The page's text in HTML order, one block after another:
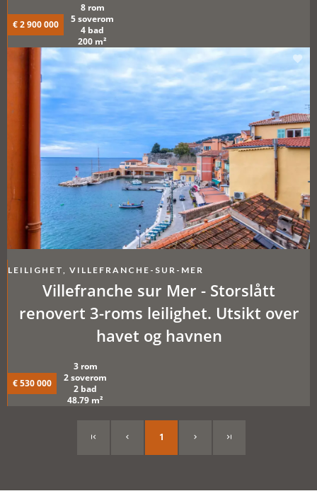
€ 2 900 000
8 rom
5 soverom
4 bad
200 m²
LEILIGHET, VILLEFRANCHE-SUR-MER
Villefranche sur Mer - Storslått
renovert 3-roms leilighet. Utsikt over
havet og havnen
€ 530 000
3 rom
2 soverom
2 bad
48.79 m²
1